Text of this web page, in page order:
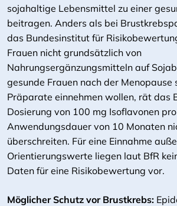
sojahaltige Lebensmittel zu einer
beitragen. Anders als bei
das Bundesinstitut für
Frauen nicht grundsätzlich von
Nahrungsergänzungsmitteln auf
gesunde Frauen nach der Menopause
Präparate einnehmen wollen, rät das
Dosierung von 100 mg Isoflavonen
Anwendungsdauer von 10 Monaten
überschreiten. Für eine Einnahme
Orientierungswerte liegen laut BfR
Daten für eine Risikobewertung vor.
Möglicher Schutz vor Brustkrebs: